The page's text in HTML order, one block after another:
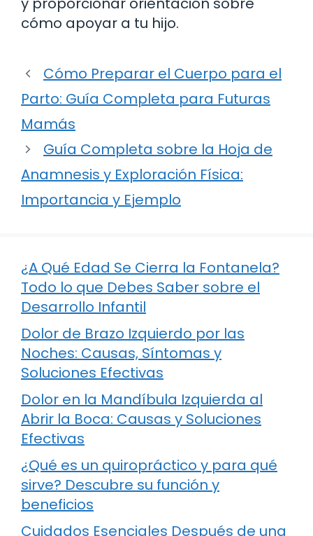
cómo apoyar a tu hijo.
Cómo Preparar el Cuerpo para el
Parto: Guía Completa para Futuras
Mamás
Guía Completa sobre la Hoja de
Anamnesis y Exploración Física:
Importancia y Ejemplo
¿A Qué Edad Se Cierra la Fontanela?
Todo lo que Debes Saber sobre el
Desarrollo Infantil
Dolor de Brazo Izquierdo por las
Noches: Causas, Síntomas y
Soluciones Efectivas
Dolor en la Mandíbula Izquierda al
Abrir la Boca: Causas y Soluciones
Efectivas
¿Qué es un quiropráctico y para qué
sirve? Descubre su función y
beneficios
Cuidados Esenciales Después de una